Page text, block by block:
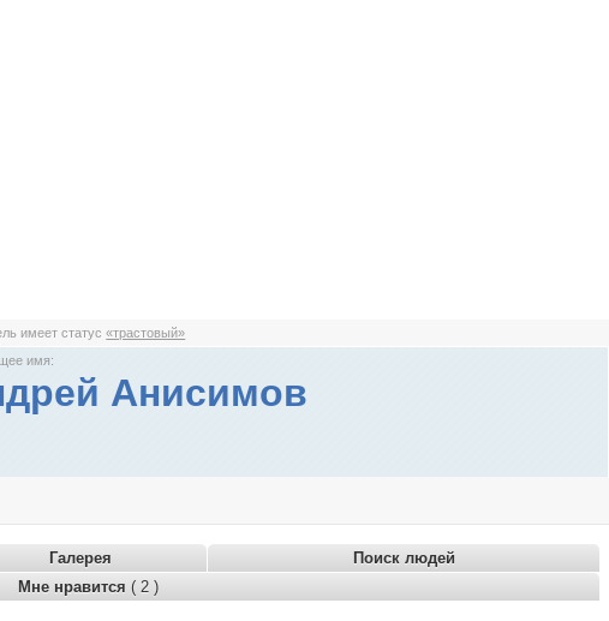
имеет статус«трастовый»
имя:
Анисимов
Галерея
Поиск людей
Мне нравится ( 2 )